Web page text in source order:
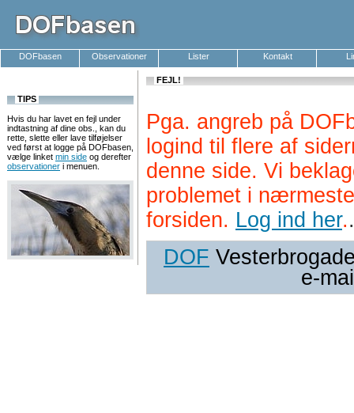
DOFbasen Observationer Lister Kontakt
TIPS
Hvis du har lavet en fejl under
indtastning af dine obs., kan du
rette, slette eller lave tilføjelser
ved først at logge på DOFbasen,
vælge linket min side og derefter
observationer i menuen.
FEJL!
Pga. angreb på
logind til flere af
denne side. Vi
problemet i
forsiden. Log ind her..
DOF
e-